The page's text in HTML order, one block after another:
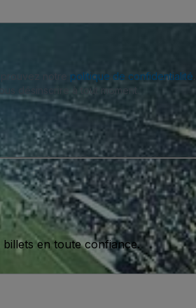
politique de confidentialité
désinscrire à tout moment.
en toute confiance.